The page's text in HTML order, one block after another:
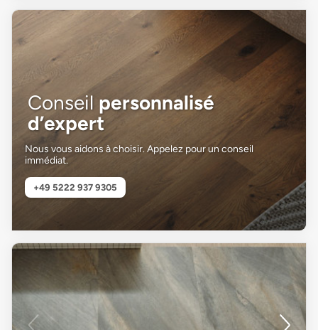
Conseil personnalisé
d’expert
Nous vous aidons à choisir. Appelez pour un conseil
immédiat.
+49 5222 937 9305